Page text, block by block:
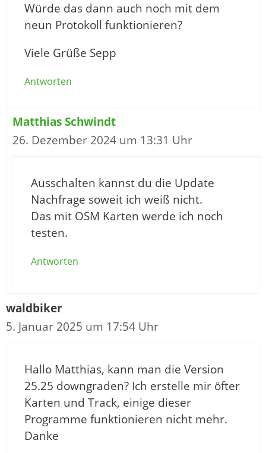
Würde das dann auch noch mit dem
neun Protokoll funktionieren?
Viele Grüße Sepp
Antworten
Matthias Schwindt
26. Dezember 2024 um 13:31 Uhr
Ausschalten kannst du die Update
Nachfrage soweit ich weiß nicht.
Das mit OSM Karten werde ich noch
testen.
Antworten
waldbiker
5. Januar 2025 um 17:54 Uhr
Hallo Matthias, kann man die Version
25.25 downgraden? Ich erstelle mir öfter
Karten und Track, einige dieser
Programme funktionieren nicht mehr.
Danke